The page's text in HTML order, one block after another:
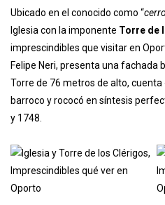
Iglesia y Torre de los
Ubicado en el conocido como “
Iglesia con la imponenteTorre de
imprescindibles que visitar en
Torre de 76 metros de alto,
barroco y rococó en síntesis
y 1748.